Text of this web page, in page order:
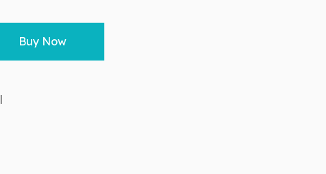
Buy Now